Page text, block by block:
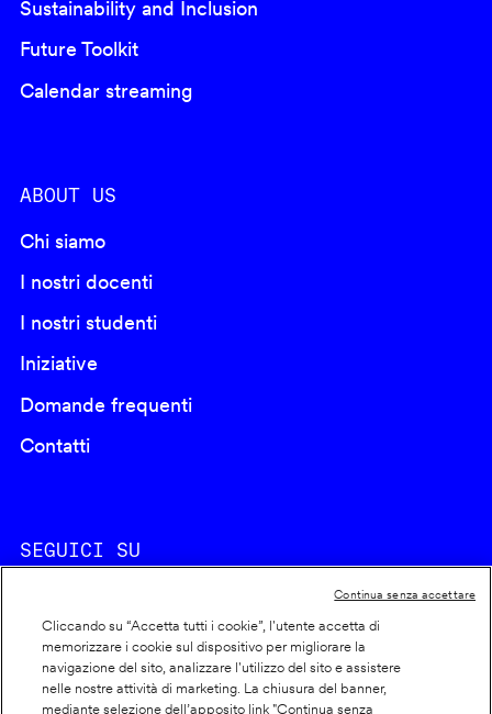
Sustainability and Inclusion
Future Toolkit
Calendar streaming
ABOUT US
Chi siamo
I nostri docenti
I nostri studenti
Iniziative
Domande frequenti
Contatti
SEGUICI SU
Cookie policy
Cliccando su “Accetta tutti i cookie”, l'utente accetta di
memorizzare i cookie sul dispositivo per migliorare la
navigazione del sito, analizzare l'utilizzo del sito e assistere
nelle nostre attività di marketing. La chiusura del banner,
mediante selezione dell’apposito link "Continua senza
Continua senza accettare